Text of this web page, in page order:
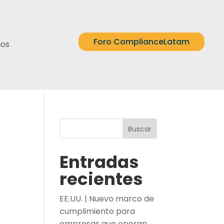
Foro ComplianceLatam
Buscar
Entradas
recientes
EE.UU. | Nuevo marco de
cumplimiento para